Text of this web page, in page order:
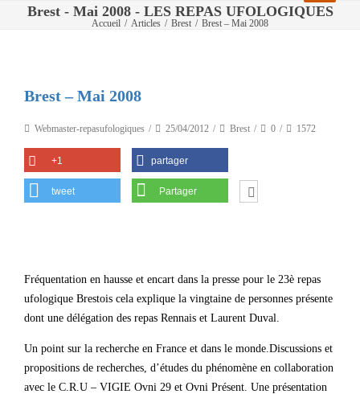
Brest - Mai 2008 - LES REPAS UFOLOGIQUES
Accueil / Articles / Brest / Brest – Mai 2008
Brest – Mai 2008
Webmaster-repasufologiques 25/04/2012 Brest 0 1572
+1 partager
tweet Partager
Fréquentation en hausse et encart dans la presse pour le 23è repas
ufologique Brestois cela explique la vingtaine de personnes présente
dont une délégation des repas Rennais et Laurent Duval.
Un point sur la recherche en France et dans le monde.Discussions et
propositions de recherches, d’études du phénomène en collaboration
avec le C.R.U – VIGIE Ovni 29 et Ovni Présent. Une présentation